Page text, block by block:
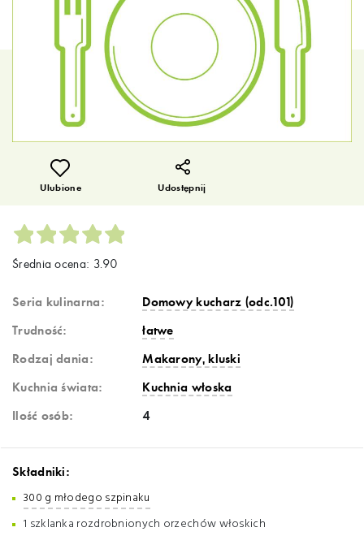
Ulubione Udostępnij
Średnia ocena: 3.90
Seria kulinarna:
Domowy kucharz (odc.101)
Trudność:
łatwe
Rodzaj dania:
Makarony, kluski
Kuchnia świata:
Kuchnia włoska
Ilość osób:
4
Składniki:
300 g młodego szpinaku
1 szklanka rozdrobnionych orzechów włoskich